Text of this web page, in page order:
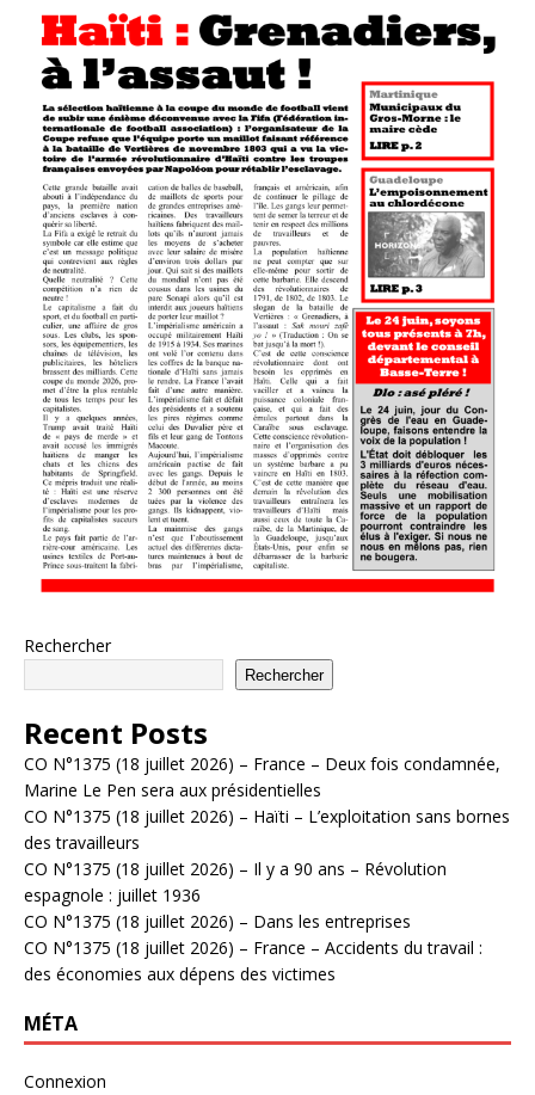
Rechercher
Rechercher
Recent Posts
CO N°1375 (18 juillet 2026) – France – Deux fois condamnée,
Marine Le Pen sera aux présidentielles
CO N°1375 (18 juillet 2026) – Haïti – L’exploitation sans bornes
des travailleurs
CO N°1375 (18 juillet 2026) – Il y a 90 ans – Révolution
espagnole : juillet 1936
CO N°1375 (18 juillet 2026) – Dans les entreprises
CO N°1375 (18 juillet 2026) – France – Accidents du travail :
des économies aux dépens des victimes
MÉTA
Connexion